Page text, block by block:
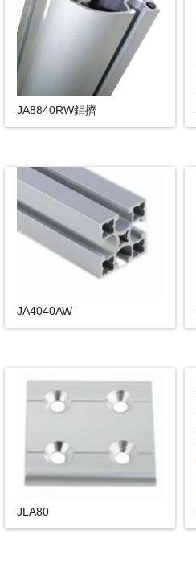
JA8840RW鋁擠
JA4040AW
JLA80